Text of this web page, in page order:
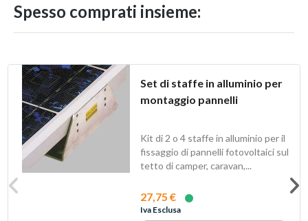
Spesso comprati insieme:
Set di staffe in alluminio per
montaggio pannelli
Kit di 2 o 4 staffe in alluminio per il
fissaggio di pannelli fotovoltaici sul
tetto di camper, caravan,...
27,75 €
Iva Esclusa